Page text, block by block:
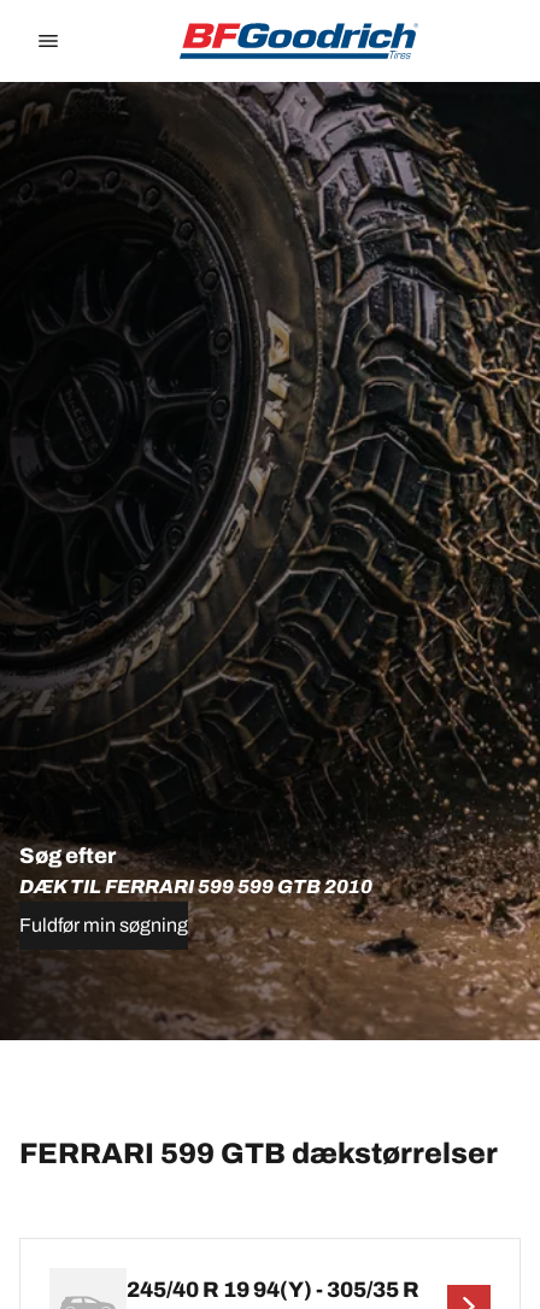
Søg efter
DÆK TIL FERRARI 599 599 GTB 2010
Fuldfør min søgning
FERRARI 599 GTB dækstørrelser
245/40 R 19 94(Y) - 305/35 R